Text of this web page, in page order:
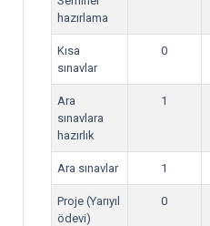
hazırlama
Kısa
sınavlar
0
Ara
sınavlara
hazırlık
1
Ara sınavlar 1
Proje (Yarıyıl
ödevi)
0